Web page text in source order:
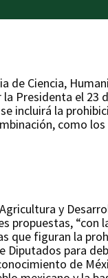
de Ciencia,
Presidenta el 23
incluirá la
como los
y
propuestas, “con
que figuran la
Diputados para
de